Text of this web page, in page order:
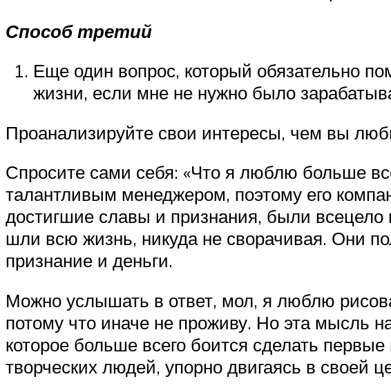
Способ третий
Еще один вопрос, который обязательно
жизни, если мне не нужно было
Проанализируйте свои интересы, чем вы
Спросите сами себя: «Что я люблю больше
талантливым менеджером, поэтому его
достигшие славы и признания, были
шли всю жизнь, никуда не сворачивая. Они
признание и деньги.
Можно услышать в ответ, мол, я люблю
потому что иначе не проживу. Но эта мысль
которое больше всего боится сделать
творческих людей, упорно двигаясь в своей